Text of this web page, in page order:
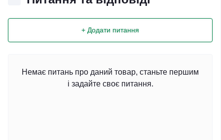
+ Додати питання
Немає питань про даний товар, станьте першим
і задайте своє питання.